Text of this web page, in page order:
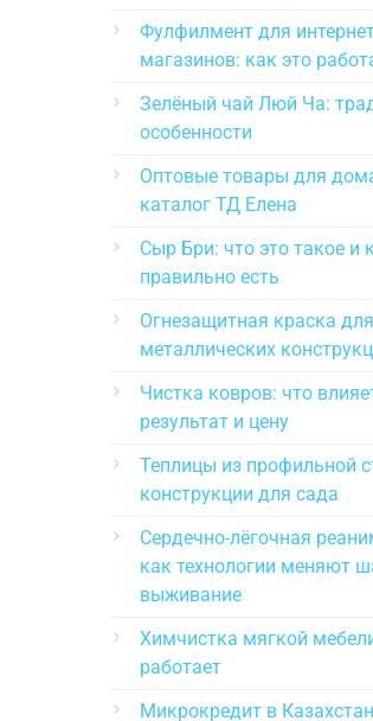
Фулфилмент для
магазинов: как это
Зелёный чай Люй Ча:
особенности
Оптовые товары для
каталог ТД Елена
Сыр Бри: что это такое и
правильно есть
Огнезащитная краска для
металлических
Чистка ковров: что
результат и цену
Теплицы из профильной
конструкции для сада
Сердечно-лёгочная
как технологии меняют
выживание
Химчистка мягкой
работает
Микрокредит в